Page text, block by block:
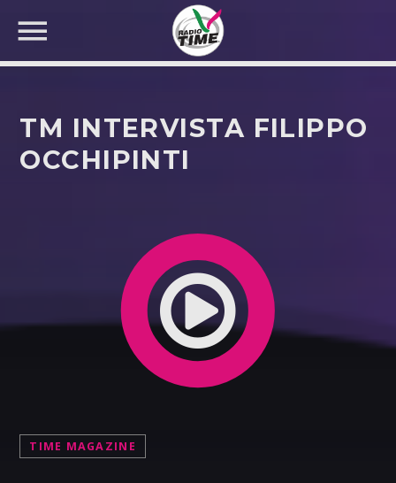
TM INTERVISTA FILIPPO
OCCHIPINTI
TIME MAGAZINE